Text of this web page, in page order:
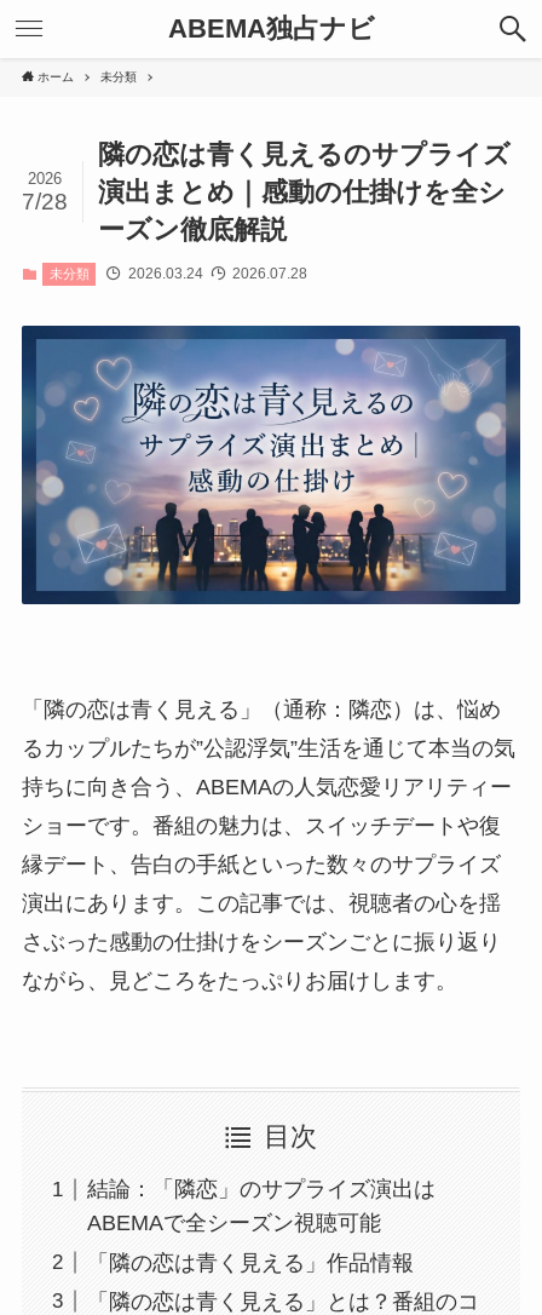
ABEMA独占ナビ
ホーム 未分類
隣の恋は青く見えるのサプライズ
演出まとめ｜感動の仕掛けを全シ
ーズン徹底解説
2026
7/28
未分類 2026.03.24 2026.07.28
「隣の恋は青く見える」（通称：隣恋）は、悩め
るカップルたちが”公認浮気”生活を通じて本当の気
持ちに向き合う、ABEMAの人気恋愛リアリティー
ショーです。番組の魅力は、スイッチデートや復
縁デート、告白の手紙といった数々のサプライズ
演出にあります。この記事では、視聴者の心を揺
さぶった感動の仕掛けをシーズンごとに振り返り
ながら、見どころをたっぷりお届けします。
目次
結論：「隣恋」のサプライズ演出は
ABEMAで全シーズン視聴可能
「隣の恋は青く見える」作品情報
「隣の恋は青く見える」とは？番組のコ